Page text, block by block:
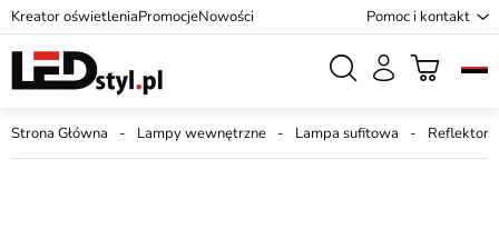
Kreator oświetleniaPromocjeNowości Pomoc i kontakt
Strona Główna Lampy wewnętrzne Lampa sufitowa